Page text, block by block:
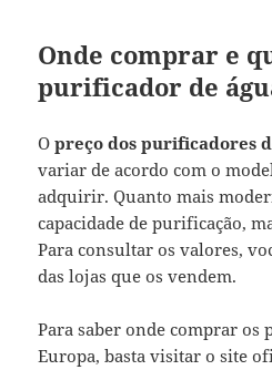
Onde comprar e
purificador de
Opreço dos purificadores
variar de acordo com o
adquirir. Quanto mais
capacidade de purificação,
Para consultar os valores,
das lojas que os vendem.
Para saber onde comprar os
Europa, basta visitar o site